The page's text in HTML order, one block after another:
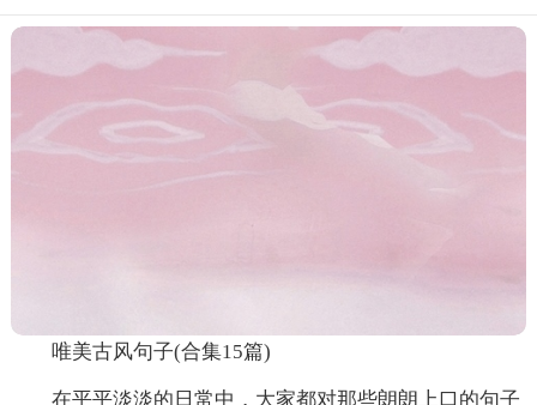
唯美古风句子(合集15篇)
在平平淡淡的日常中，大家都对那些朗朗上口的句子